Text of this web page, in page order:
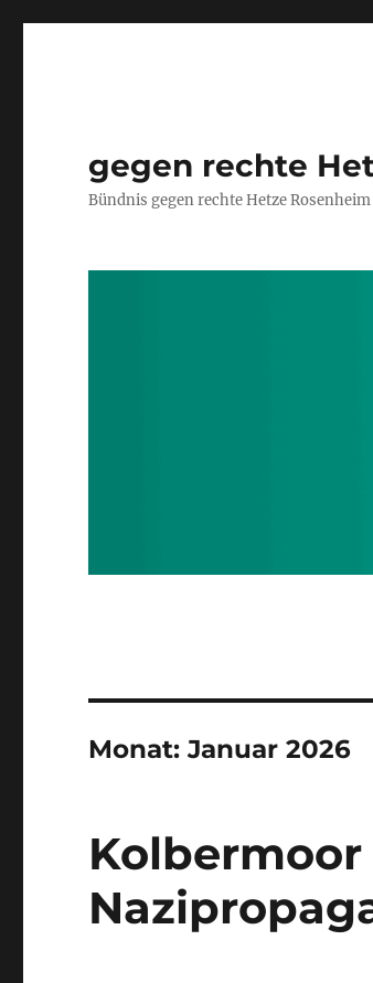
gegen rechte
Bündnis gegen rechte Hetze Rosenheim
Monat:Januar 2026